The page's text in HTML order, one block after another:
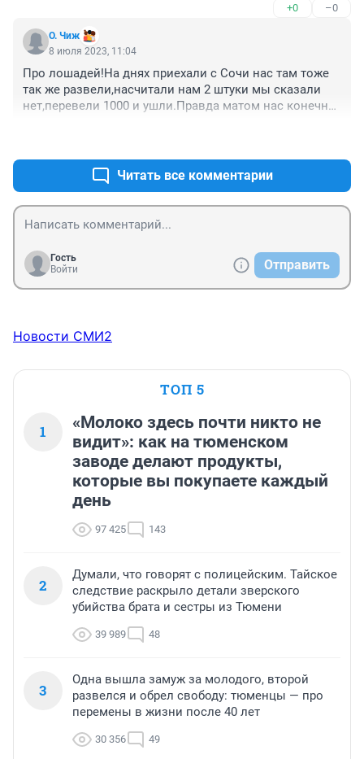
+0 –0
О. Чиж
8 июля 2023, 11:04
Про лошадей!На днях приехали с Сочи нас там тоже
так же развели,насчитали нам 2 штуки мы сказали
нет,перевели 1000 и ушли.Правда матом нас конечно
Читать все комментарии
Гость
Войти
Отправить
Новости СМИ2
ТОП 5
1
«Молоко здесь почти никто не
видит»: как на тюменском
заводе делают продукты,
которые вы покупаете каждый
день
97 425 143
2
Думали, что говорят с полицейским. Тайское
следствие раскрыло детали зверского
убийства брата и сестры из Тюмени
39 989 48
3
Одна вышла замуж за молодого, второй
развелся и обрел свободу: тюменцы — про
перемены в жизни после 40 лет
30 356 49